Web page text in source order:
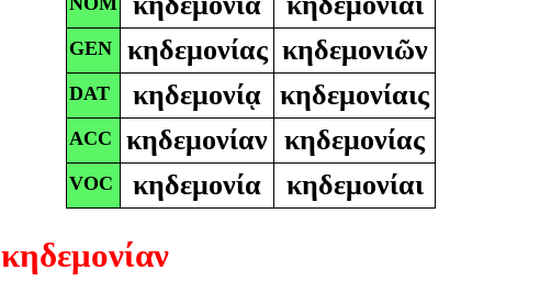
GEN κηδεμονίας κηδεμονιῶν
DAT κηδεμονίᾳ κηδεμονίαις
ACC κηδεμονίαν κηδεμονίας
VOC κηδεμονία κηδεμονίαι
κηδεμονίαν